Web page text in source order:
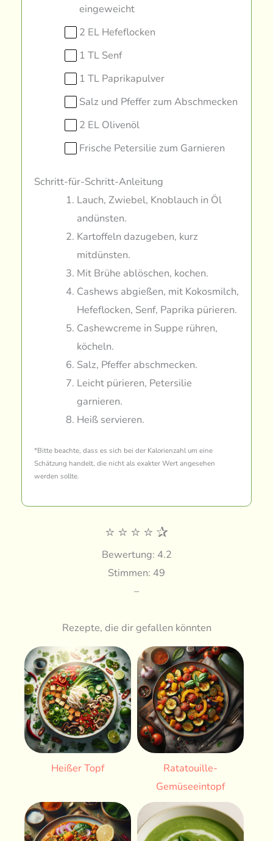
eingeweicht
2 EL Hefeflocken
1 TL Senf
1 TL Paprikapulver
Salz und Pfeffer zum Abschmecken
2 EL Olivenöl
Frische Petersilie zum Garnieren
Schritt-für-Schritt-Anleitung
Lauch, Zwiebel, Knoblauch in Öl
andünsten.
Kartoffeln dazugeben, kurz
mitdünsten.
Mit Brühe ablöschen, kochen.
Cashews abgießen, mit Kokosmilch,
Hefeflocken, Senf, Paprika pürieren.
Cashewcreme in Suppe rühren,
köcheln.
Salz, Pfeffer abschmecken.
Leicht pürieren, Petersilie
garnieren.
Heiß servieren.
*Bitte beachte, dass es sich bei der Kalorienzahl um eine
Schätzung handelt, die nicht als exakter Wert angesehen
werden sollte.
⭐ ⭐ ⭐ ⭐ ✰
Bewertung: 4.2
Stimmen: 49
–
Rezepte, die dir gefallen könnten
Heißer Topf
Ratatouille-
Gemüseeintopf